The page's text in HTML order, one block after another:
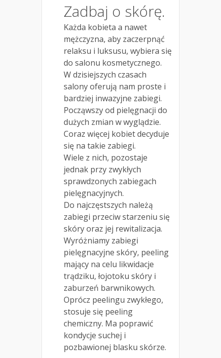
Zadbaj o skórę.
Każda kobieta a nawet
mężczyzna, aby zaczerpnąć
relaksu i luksusu, wybiera się
do salonu kosmetycznego.
W dzisiejszych czasach
salony oferują nam proste i
bardziej inwazyjne zabiegi.
Począwszy od pielęgnacji do
dużych zmian w wyglądzie.
Coraz więcej kobiet decyduje
się na takie zabiegi.
Wiele z nich, pozostaje
jednak przy zwykłych
sprawdzonych zabiegach
pielęgnacyjnych.
Do najczęstszych należą
zabiegi przeciw starzeniu się
skóry oraz jej rewitalizacja.
Wyróżniamy zabiegi
pielęgnacyjne skóry, peeling
mający na celu likwidacje
trądziku, łojotoku skóry i
zaburzeń barwnikowych.
Oprócz peelingu zwykłego,
stosuje się peeling
chemiczny. Ma poprawić
kondycje suchej i
pozbawionej blasku skórze.